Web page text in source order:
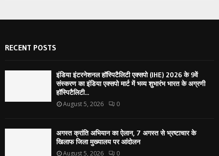
RECENT POSTS
इंडिया इंटरनेशनल हॉस्पिटैलिटी एक्सपो (IHE) 2026 के 9वें
संस्करण का इंडिया एक्सपो मार्ट में भव्य शुभारंभ भारत के अग्रणी
हॉस्पिटैलिटी...
August 5, 2026 0
अगस्त क्रांति अभियान का ऐलान, 7 अगस्त से भ्रष्टाचार के
खिलाफ जिला मुख्यालय पर आंदोलन
August 5, 2026 0